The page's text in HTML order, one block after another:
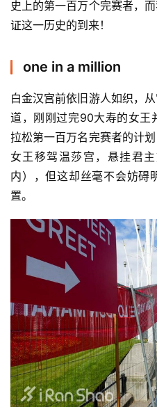
史上的第一百万个完赛者，
证这一历史的到来！
one in a million
白金汉宫前依旧游人如织，
道，刚刚过完90大寿的女王
拉松第一百万名完赛者的计
女王移驾温莎宫，悬挂君
内），但这却丝毫不会妨碍
置。